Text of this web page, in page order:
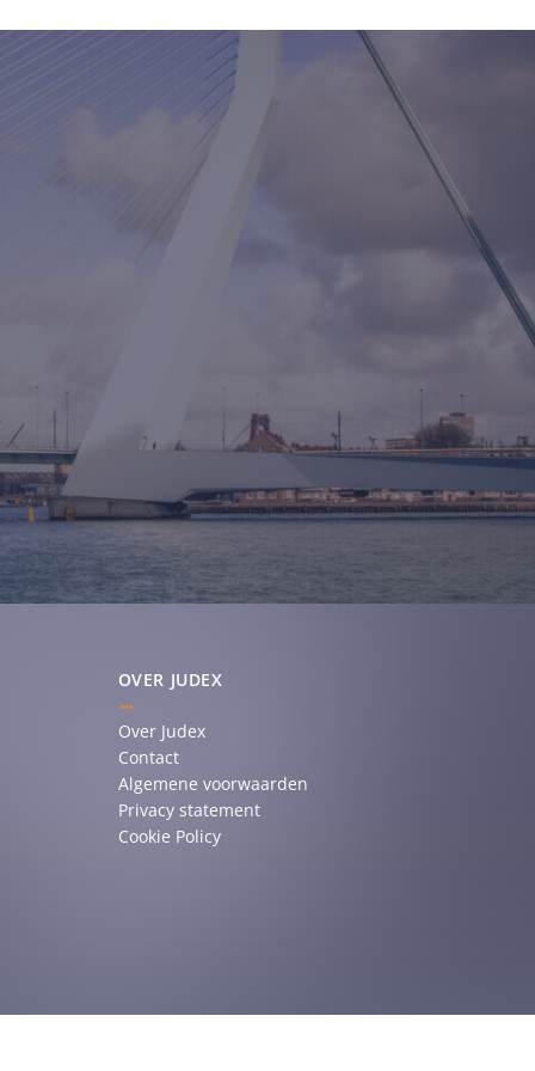
OVER JUDEX
Over Judex
Contact
Algemene voorwaarden
Privacy statement
Cookie Policy